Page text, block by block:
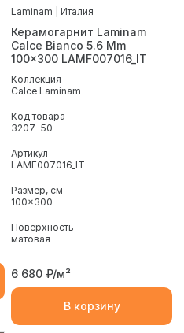
Laminam | Италия
Керамогарнит Laminam
Calce Bianco 5.6 Mm
100x300 LAMF007016_IT
Коллекция
Calce Laminam
Код товара
3207-50
Артикул
LAMF007016_IT
Размер, см
100x300
Поверхность
матовая
6 680 ₽/м²
В корзину